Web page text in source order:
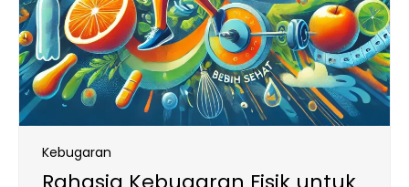
Kebugaran